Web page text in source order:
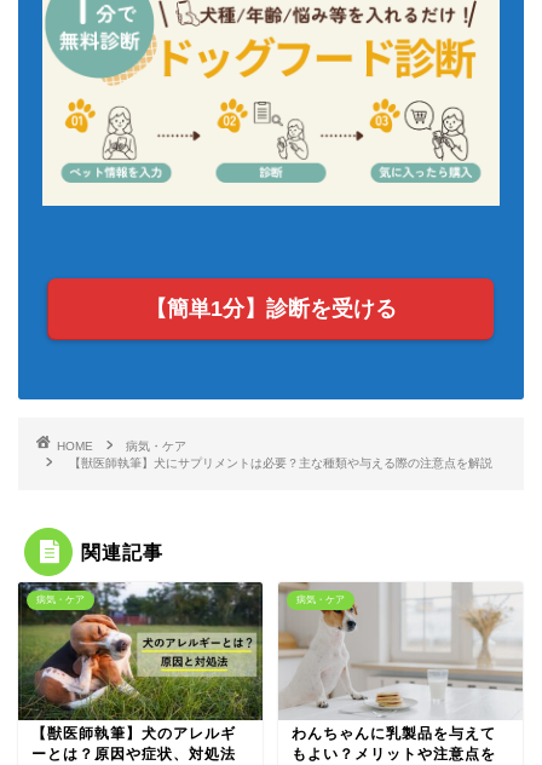
【簡単1分】診断を受ける
HOME
病気・ケア
【獣医師執筆】犬にサプリメントは必要？主な種類や与える際の注意点を解説
関連記事
病気・ケア
【獣医師執筆】犬のアレルギ
ーとは？原因や症状、対処法
病気・ケア
わんちゃんに乳製品を与えて
もよい？メリットや注意点を